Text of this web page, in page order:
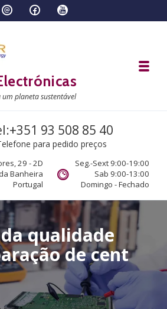
planeta sustentável
us 93 508 85 40
para pedido preços
29 - 2D
Banheira
Portugal
Seg.-Sext 9:00-19:00
Sab 9:00-13:00
Domingo - Fechado
daqualidade
araçãodecentra